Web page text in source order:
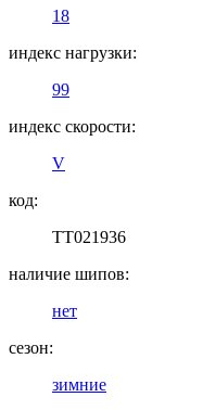
18
индекс нагрузки:
99
индекс скорости:
V
код:
TT021936
наличие шипов:
нет
сезон:
зимние